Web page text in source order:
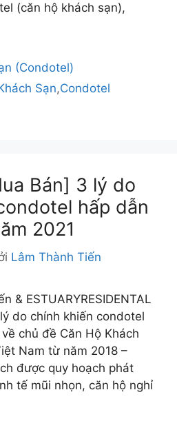
(căn hộ khách sạn),
(Condotel)
Sạn,Condotel
Bán] 3 lý do
hấp dẫn
2021
Lâm Thành Tiến
& ESTUARYRESIDENTAL
do chính khiến condotel
chủ đề Căn Hộ Khách
Nam từ năm 2018 –
được quy hoạch phát
tế mũi nhọn, căn hộ nghỉ